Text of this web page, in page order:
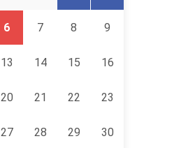
6 7 8 9
13 14 15 16
20 21 22 23
27 28 29 30